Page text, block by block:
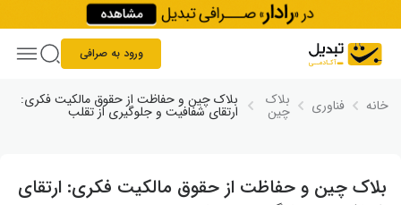
Skip to content
ورود به صرافی
خانه فناوری بلاک
چین
بلاک چین و حفاظت از حقوق مالکیت فکری:
ارتقای شفافیت و جلوگیری از تقلب
بلاک چین و حفاظت از حقوق مالکیت فکری: ارتقای